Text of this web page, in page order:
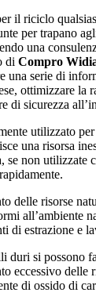
il riciclo
per trapano
una
di Compro
una serie di
ottimizzare la
di sicurezza
utilizzato
una risorsa
se non utilizzate
delle risorse
all’ambiente
di estrazione e
duri si possono
eccessivo delle
di ossido di